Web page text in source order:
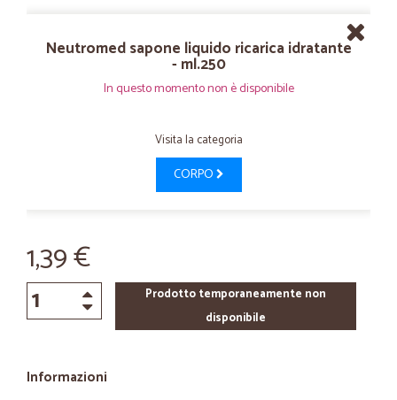
Neutromed sapone liquido ricarica idratante
- ml.250
In questo momento non è disponibile
Visita la categoria
CORPO
1,39 €
Prodotto temporaneamente non
disponibile
Informazioni